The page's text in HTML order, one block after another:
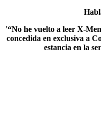
'“No he vuelto a leer X-
concedida en exclusiva a
estancia en la